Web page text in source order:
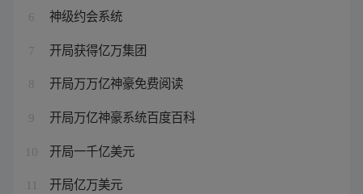
6 神级约会系统
7 开局获得亿万集团
8 开局万万亿神豪免费阅读
9 开局万亿神豪系统百度百科
10 开局一千亿美元
开局亿万美元